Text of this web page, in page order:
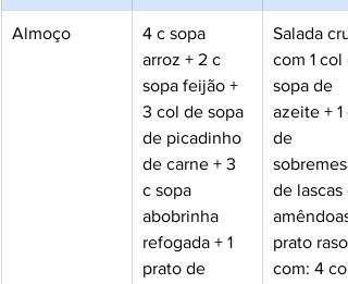
Almoço
4 c sopa
arroz + 2 c
sopa feijão +
3 col de sopa
de picadinho
de carne + 3
c sopa
abobrinha
refogada + 1
prato de
Salada
com 1 col
sopa de
azeite + 1
de
de lascas
amêndoas
prato raso
com: 4